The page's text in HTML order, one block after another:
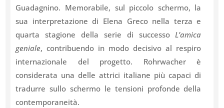
Guadagnino. Memorabile, sul piccolo schermo, la
sua interpretazione di Elena Greco nella terza e
quarta stagione della serie di successoL’amica
geniale, contribuendo in modo decisivo al respiro
internazionale del progetto. Rohrwacher è
considerata una delle attrici italiane più capaci di
tradurre sullo schermo le tensioni profonde della
contemporaneità.